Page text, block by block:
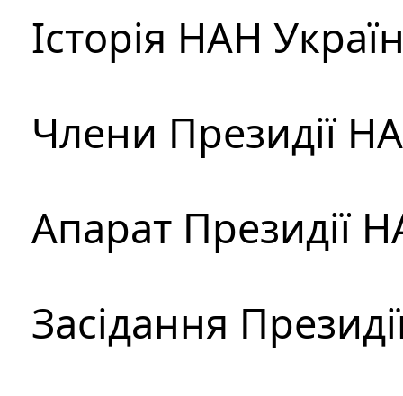
Історія НАН
Члени Президії
Апарат Президії
Засідання